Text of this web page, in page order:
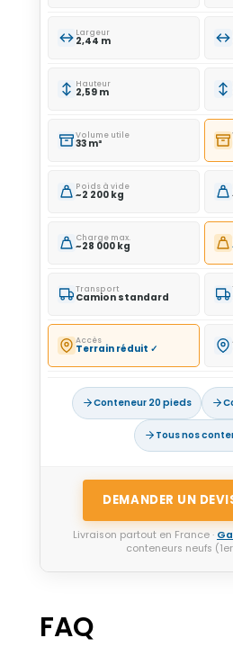
Largeur
2,44 m
Hauteur
2,59 m
Volume utile
33 m³
Poids à vide
~2 200 kg
Charge max.
~28 000 kg
Transport
Camion standard
Accès
Terrain réduit ✓
Conteneur 20 pieds
Tous nos
DEMANDER UN
Livraison partout en France ·
conteneurs neufs
FAQ